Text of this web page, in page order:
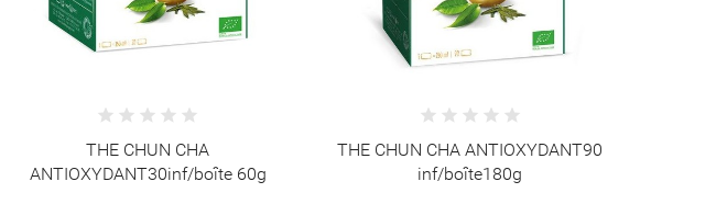
THE CHUN CHA
ANTIOXYDANT30inf/boîte 60g
THE CHUN CHA ANTIOXYDANT90
inf/boîte180g